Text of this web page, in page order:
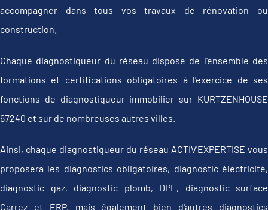
accompagner dans tous vos travaux de rénovation ou
construction.
Chaque diagnostiqueur du réseau dispose de l'ensemble des
formations et certifications obligatoires à l'exercice de ses
fonctions de diagnostiqueur immobilier sur KURTZENHOUSE
67240 et sur de nombreuses autres villes.
Ainsi, chaque diagnostiqueur du réseau ACTIV'EXPERTISE vous
proposera les diagnostics obligatoires, diagnostic électricité,
diagnostic gaz, diagnostic plomb, DPE, diagnostic surface
Carrez et ERP, mais également bien d'autres diagnostics